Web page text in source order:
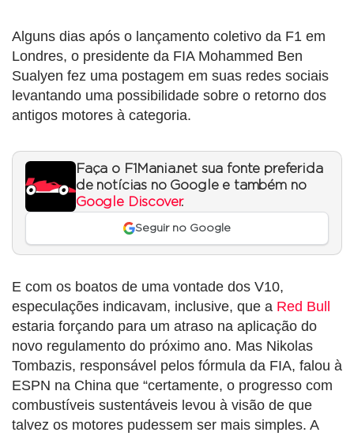
Alguns dias após o lançamento coletivo da F1 em
Londres, o presidente da FIA Mohammed Ben
Sualyen fez uma postagem em suas redes sociais
levantando uma possibilidade sobre o retorno dos
antigos motores à categoria.
Faça o F1Mania.net sua fonte preferida
de notícias no Google e também no
Google Discover.
Seguir no Google
E com os boatos de uma vontade dos V10,
especulações indicavam, inclusive, que a Red Bull
estaria forçando para um atraso na aplicação do
novo regulamento do próximo ano. Mas Nikolas
Tombazis, responsável pelos fórmula da FIA, falou à
ESPN na China que “certamente, o progresso com
combustíveis sustentáveis ​​levou à visão de que
talvez os motores pudessem ser mais simples. A